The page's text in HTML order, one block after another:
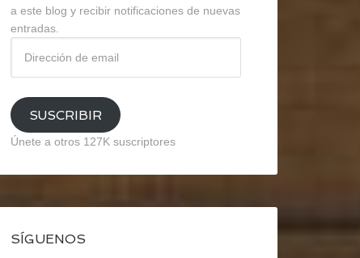
a este blog y recibir notificaciones de nuevas
entradas.
email
SUSCRIBIR
Únete a otros 127K suscriptores
SÍGUENOS